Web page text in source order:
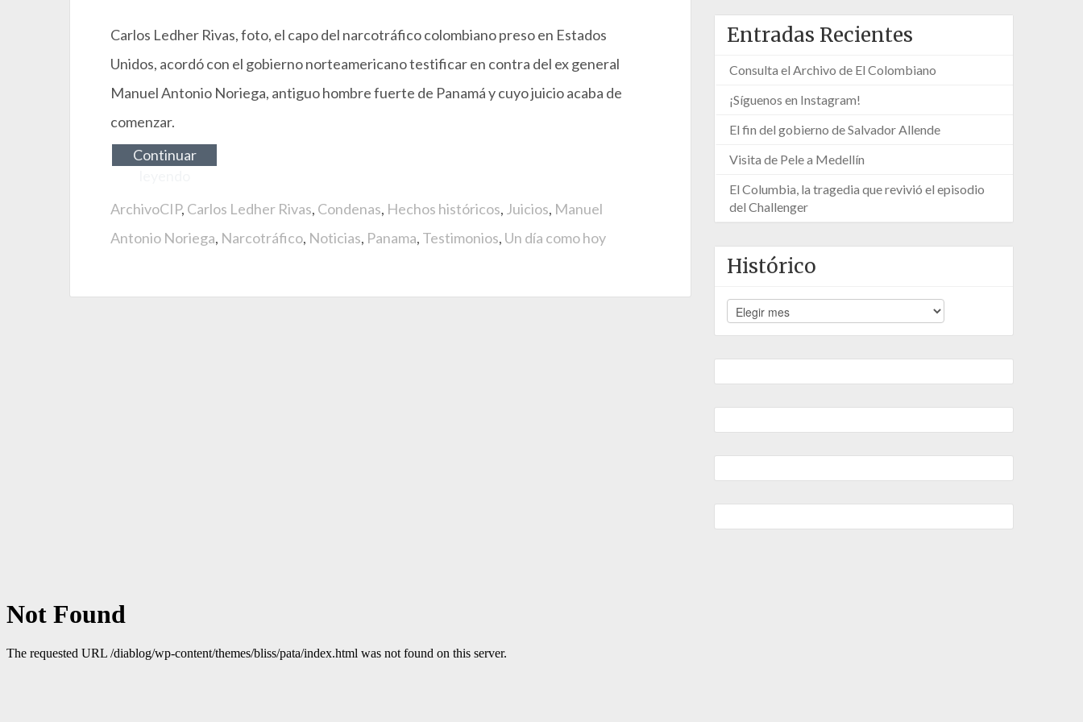
Carlos Ledher Rivas, foto, el capo del narcotráfico colombiano preso en Estados
Unidos, acordó con el gobierno norteamericano testificar en contra del ex general
Manuel Antonio Noriega, antiguo hombre fuerte de Panamá y cuyo juicio acaba de
comenzar.
Continuar
ArchivoCIP, Carlos Ledher Rivas, Condenas, Hechos históricos, Juicios, Manuel
Antonio Noriega, Narcotráfico, Noticias, Panama, Testimonios, Un día como hoy
Entradas Recientes
Consulta el Archivo de El Colombiano
¡Síguenos en Instagram!
El fin del gobierno de Salvador Allende
Visita de Pele a Medellín
El Columbia, la tragedia que revivió el episodio
del Challenger
Histórico